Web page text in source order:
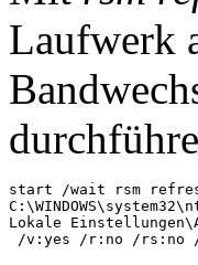
Laufwerk
start /wait rsm
Lokale